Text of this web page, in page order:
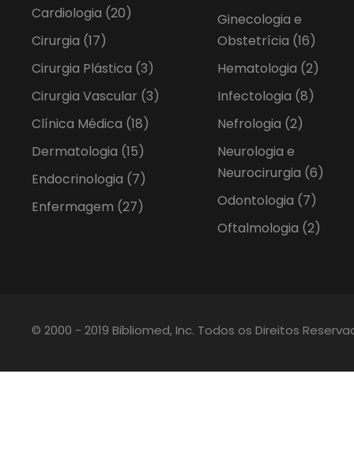
Cardiologia (20)
Cirurgia (17)
Cirurgia Plástica (3)
Cirurgia Vascular (3)
Clínica Médica (18)
Dermatologia (15)
Endocrinologia (7)
Enfermagem (27)
Ginecologia e
Obstetrícia (16)
Hematologia (2)
Infectologia (8)
Nefrologia (2)
Neurologia e
Neurocirurgia (6)
Odontologia (7)
Oftalmologia (2)
© 2000 - 2019 Bibliomed, Inc. Todos os Direitos